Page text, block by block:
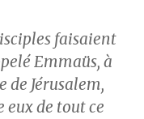
faisaient
Emmaüs, à
de Jérusalem,
de tout ce